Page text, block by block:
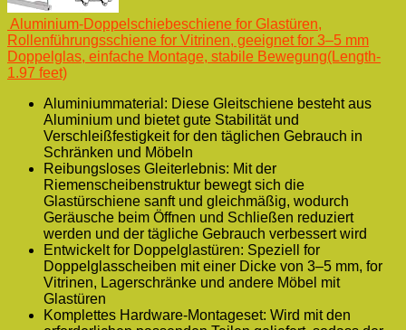
Aluminium-Doppelschiebeschiene for Glastüren,
Rollenführungsschiene for Vitrinen, geeignet for 3–5 mm
Doppelglas, einfache Montage, stabile Bewegung(Length-
1.97 feet)
Aluminiummaterial: Diese Gleitschiene besteht aus
Aluminium und bietet gute Stabilität und
Verschleißfestigkeit for den täglichen Gebrauch in
Schränken und Möbeln
Reibungsloses Gleiterlebnis: Mit der
Riemenscheibenstruktur bewegt sich die
Glastürschiene sanft und gleichmäßig, wodurch
Geräusche beim Öffnen und Schließen reduziert
werden und der tägliche Gebrauch verbessert wird
Entwickelt for Doppelglastüren: Speziell for
Doppelglasscheiben mit einer Dicke von 3–5 mm, for
Vitrinen, Lagerschränke und andere Möbel mit
Glastüren
Komplettes Hardware-Montageset: Wird mit den